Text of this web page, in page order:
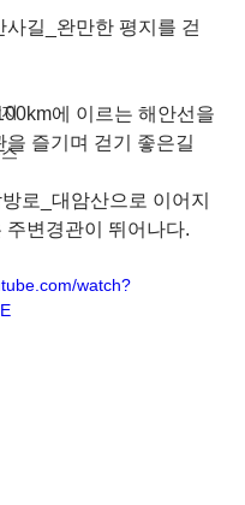
사길_완만한 평지를 걷
에 이르는 해안선을
을 즐기며 걷기 좋은길
로_대암산으로 이어지
주변경관이 뛰어나다.
watch?